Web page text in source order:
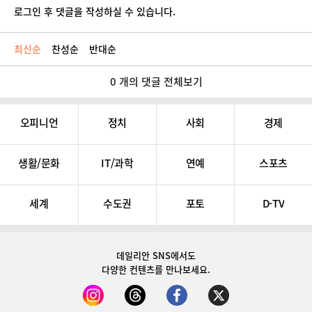
로그인 후 댓글을 작성하실 수 있습니다.
최신순 찬성순 반대순
0 개의 댓글 전체보기
오피니언 정치 사회 경제
생활/문화 IT/과학 연예 스포츠
세계 수도권 포토 D-TV
데일리안 SNS에서도
다양한 컨텐츠를 만나보세요.